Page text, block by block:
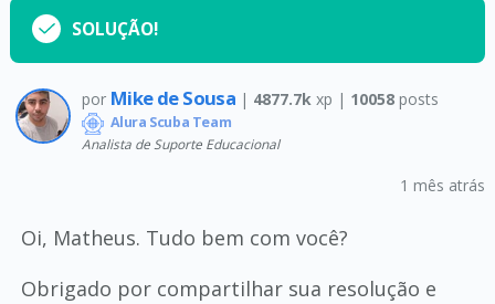
SOLUÇÃO!
por Mike de Sousa | 4877.7kxp | 10058posts
Alura Scuba Team
Analista de Suporte Educacional
1 mês atrás
Oi, Matheus. Tudo bem com você?
Obrigado por compartilhar sua resolução e